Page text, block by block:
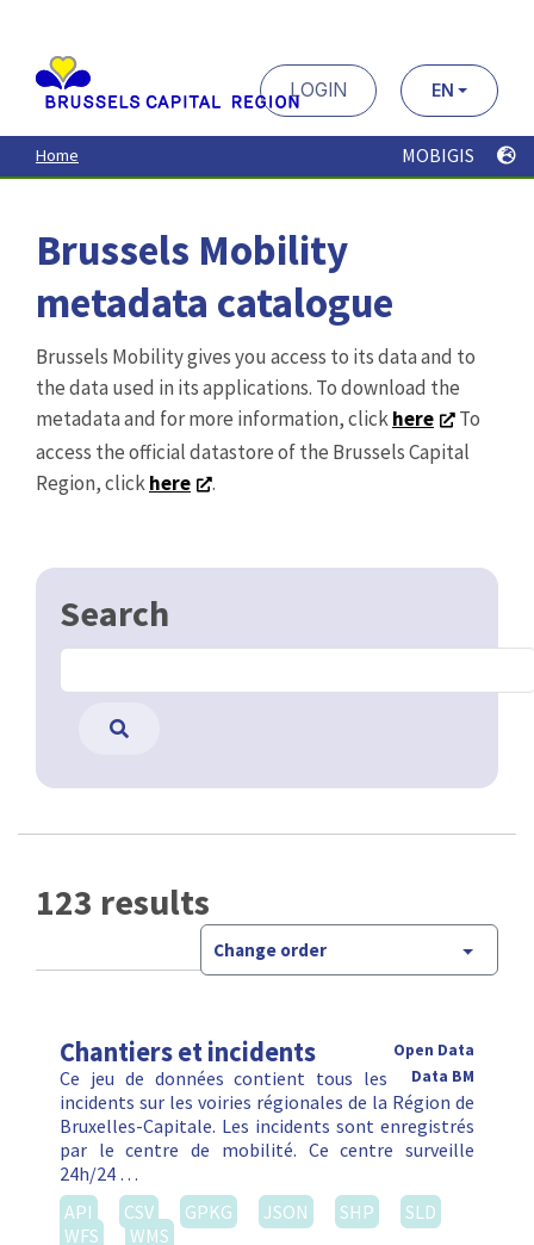
contenu
principal
LOGIN EN
Home MOBIGIS
Brussels Mobility
metadata catalogue
Brussels Mobility gives you access to its data and to
the data used in its applications. To download the
metadata and for more information, click here
To
access the official datastore of the Brussels Capital
Region, click here
Search
123 results
Change order
Chantiers et incidents
Open Data
Data BM
Ce jeu de données contient tous les
incidents sur les voiries régionales de la Région de
Bruxelles-Capitale. Les incidents sont enregistrés
par le centre de mobilité. Ce centre surveille
24h/24 …
API
CSV GPKG JSON SHP
SLD
WFS
WMS